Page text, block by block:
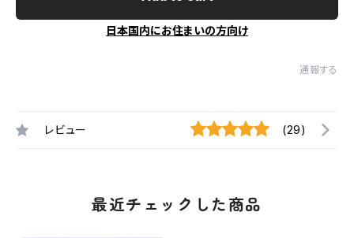
日本国内にお住まいの方向け
通報する
レビュー (29)
最近チェックした商品